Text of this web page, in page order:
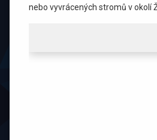
nebo vyvrácených stromů v okolí